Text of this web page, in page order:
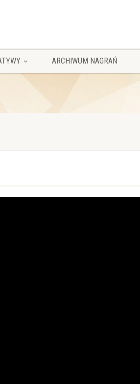
ARCHIWUM NAGRAŃ